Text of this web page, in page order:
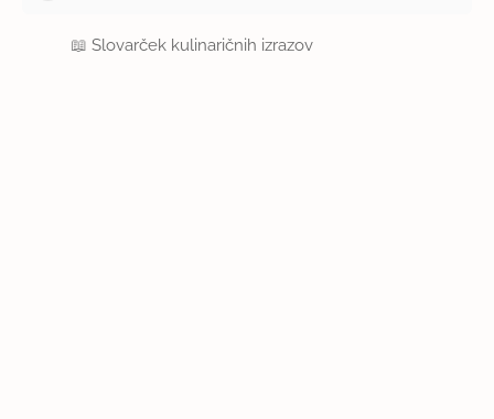
📖Slovarček kulinaričnih izrazov